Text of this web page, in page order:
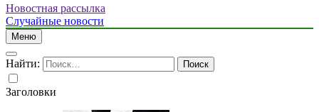
Новостная рассылка
Случайные новости
Меню
Найти:
Заголовки